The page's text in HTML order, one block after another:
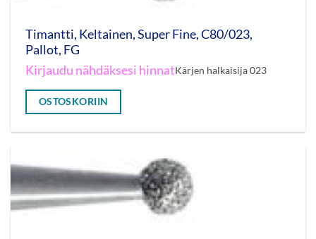
Timantti, Keltainen, Super Fine, C80/023,
Pallot, FG
Kirjaudu nähdäksesi hinnatKärjen halkaisija 023
OSTOSKORIIN